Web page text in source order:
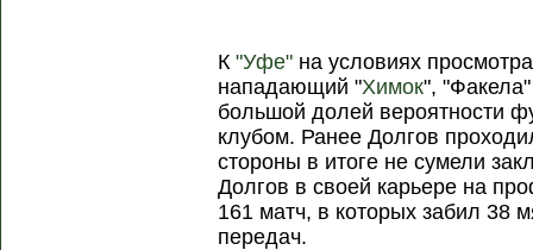
К"Уфе" на условиях
нападающий "Химок",
большой долей вероятности
клубом. Ранее Долгов
стороны в итоге не сумели
Долгов в своей карьере на
161 матч, в которых забил 38
передач.